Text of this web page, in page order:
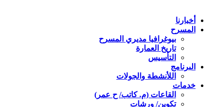
أخبارنا
المسرح
بيوغرافيا مديري المسرح
تاريخ العمارة
التأسيس
البرنامج
اللأنشطة والجولات
خدمات
القاعات (م. كاتب/ ح عمر)
تكوين/ ورشات